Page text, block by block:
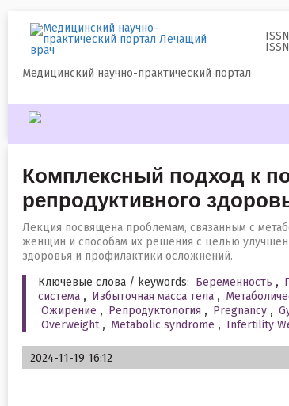
Медицинский научно-практический портал
Комплексный подход к
репродуктивного
Лекция посвящена проблемам, связанным с
женщин и способам их решения с целью
здоровья и профилактики осложнений.
Ключевые слова / keywords: Беременность ,
система , Избыточная масса тела ,
Ожирение , Репродуктология , Pregnancy ,
Overweight , Metabolic syndrome , Infertility
2024-11-19 16:12